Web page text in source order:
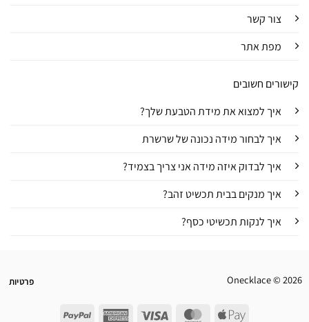
צור קשר
מפת אתר
קישורים חשובים
איך למצוא את מידת הטבעת שלך?
איך לבחור מידה נכונה של שרשרת
איך לבדוק איזה מידה אני צריך בצמיד?
איך מנקים בבית תכשיט זהב?
איך לנקות תכשיטי כסף?
Onecklace © 2026
Apple
MasterCard
Visa
American
PayPal
פרטיות